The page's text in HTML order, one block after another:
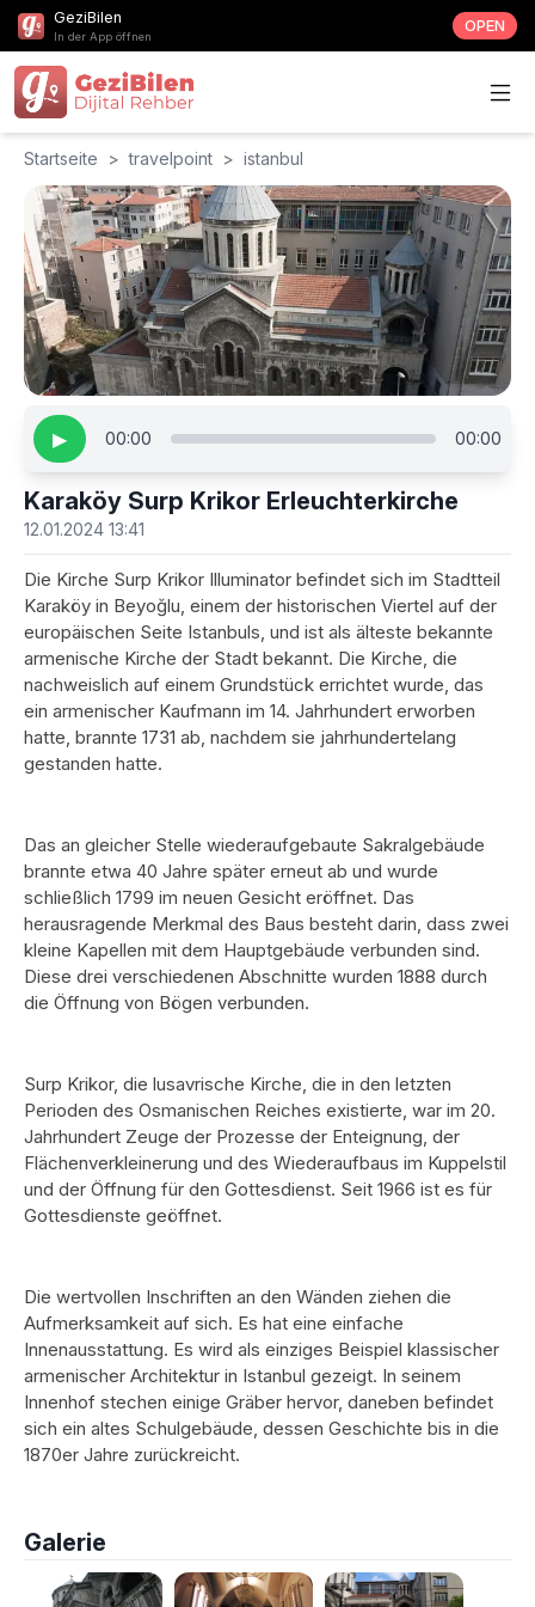
GeziBilen
In der App öffnen
OPEN
Startseite > travelpoint > istanbul
▶ 00:00 00:00
Karaköy Surp Krikor Erleuchterkirche
12.01.2024 13:41
Die Kirche Surp Krikor Illuminator befindet sich im Stadtteil
Karaköy in Beyoğlu, einem der historischen Viertel auf der
europäischen Seite Istanbuls, und ist als älteste bekannte
armenische Kirche der Stadt bekannt. Die Kirche, die
nachweislich auf einem Grundstück errichtet wurde, das
ein armenischer Kaufmann im 14. Jahrhundert erworben
hatte, brannte 1731 ab, nachdem sie jahrhundertelang
gestanden hatte.
Das an gleicher Stelle wiederaufgebaute Sakralgebäude
brannte etwa 40 Jahre später erneut ab und wurde
schließlich 1799 im neuen Gesicht eröffnet. Das
herausragende Merkmal des Baus besteht darin, dass zwei
kleine Kapellen mit dem Hauptgebäude verbunden sind.
Diese drei verschiedenen Abschnitte wurden 1888 durch
die Öffnung von Bögen verbunden.
Surp Krikor, die lusavrische Kirche, die in den letzten
Perioden des Osmanischen Reiches existierte, war im 20.
Jahrhundert Zeuge der Prozesse der Enteignung, der
Flächenverkleinerung und des Wiederaufbaus im Kuppelstil
und der Öffnung für den Gottesdienst. Seit 1966 ist es für
Gottesdienste geöffnet.
Die wertvollen Inschriften an den Wänden ziehen die
Aufmerksamkeit auf sich. Es hat eine einfache
Innenausstattung. Es wird als einziges Beispiel klassischer
armenischer Architektur in Istanbul gezeigt. In seinem
Innenhof stechen einige Gräber hervor, daneben befindet
sich ein altes Schulgebäude, dessen Geschichte bis in die
1870er Jahre zurückreicht.
Galerie